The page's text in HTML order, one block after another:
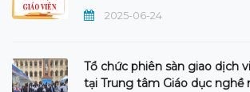
2025-06-24
Tổ chức phiên sàn giao dịch
tại Trung tâm Giáo dục nghề